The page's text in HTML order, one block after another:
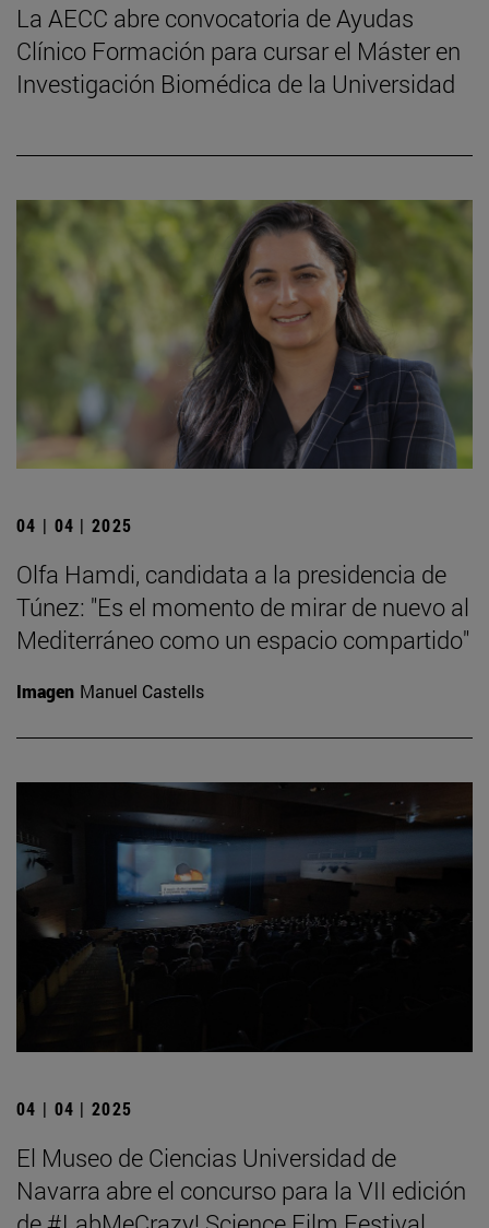
La AECC abre convocatoria de Ayudas
Clínico Formación para cursar el Máster en
Investigación Biomédica de la Universidad
04 | 04 | 2025
Olfa Hamdi, candidata a la presidencia de
Túnez: "Es el momento de mirar de nuevo al
Mediterráneo como un espacio compartido"
Imagen Manuel Castells
04 | 04 | 2025
El Museo de Ciencias Universidad de
Navarra abre el concurso para la VII edición